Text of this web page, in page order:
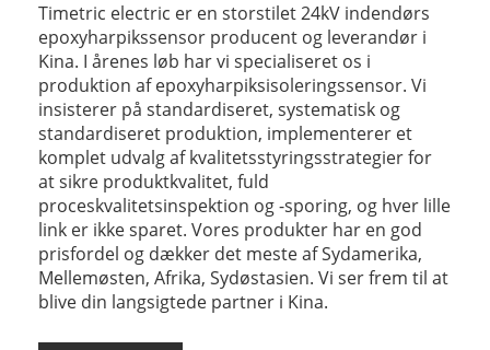
Timetric electric er en storstilet 24kV indendørs
epoxyharpikssensor producent og leverandør i
Kina. I årenes løb har vi specialiseret os i
produktion af epoxyharpiksisoleringssensor. Vi
insisterer på standardiseret, systematisk og
standardiseret produktion, implementerer et
komplet udvalg af kvalitetsstyringsstrategier for
at sikre produktkvalitet, fuld
proceskvalitetsinspektion og -sporing, og hver lille
link er ikke sparet. Vores produkter har en god
prisfordel og dækker det meste af Sydamerika,
Mellemøsten, Afrika, Sydøstasien. Vi ser frem til at
blive din langsigtede partner i Kina.